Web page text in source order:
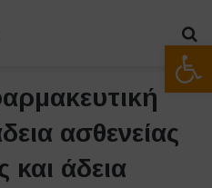
ασθενείας
και άδεια